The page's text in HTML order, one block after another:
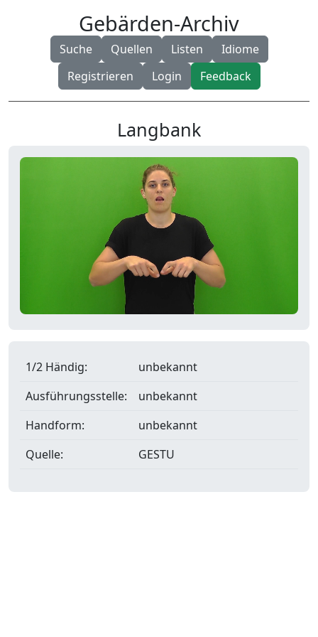
Gebärden-Archiv
Suche Quellen Listen
Idiome
Registrieren
Login Feedback
Langbank
1/2 Händig:
unbekannt
Ausführungsstelle:
unbekannt
Handform:
unbekannt
Quelle:
GESTU